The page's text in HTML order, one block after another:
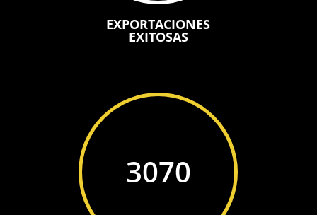
EXPORTACIONES
EXITOSAS
3070